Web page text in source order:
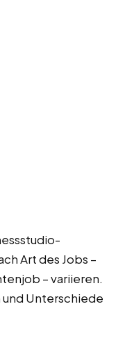
Art des Jobs –
– variieren.
Unterschiede